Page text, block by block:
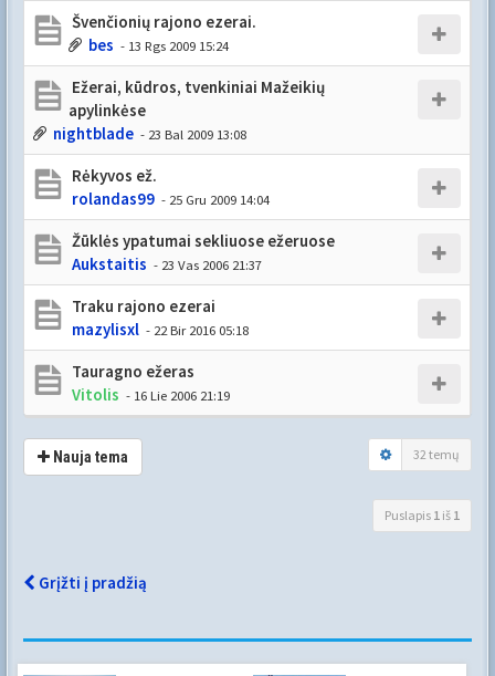
Švenčionių rajono ezerai.
bes - 13 Rgs 2009 15:24
Ežerai, kūdros, tvenkiniai Mažeikių
apylinkėse
nightblade - 23 Bal 2009 13:08
Rėkyvos ež.
rolandas99 - 25 Gru 2009 14:04
Žūklės ypatumai sekliuose ežeruose
Aukstaitis - 23 Vas 2006 21:37
Traku rajono ezerai
mazylisxl - 22 Bir 2016 05:18
Tauragno ežeras
Vitolis - 16 Lie 2006 21:19
Nauja tema 32 temų
Puslapis 1 iš 1
Grįžti į pradžią